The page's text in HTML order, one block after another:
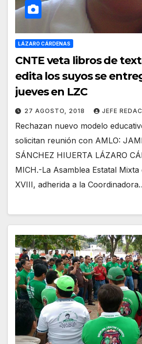
LÁZARO CÁRDENAS
CNTE veta libros de
edita los suyos se
jueves en LZC
27 AGOSTO, 2018 JEFE
Rechazan nuevo modelo
solicitan reunión con AMLO:
SÁNCHEZ HIUERTA LÁZARO
MICH.-La Asamblea Estatal
XVIII, adherida a la